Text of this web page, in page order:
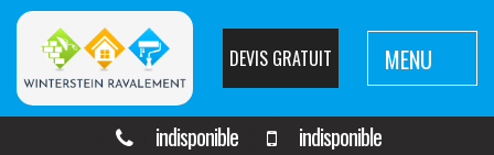
DEVIS GRATUIT MENU
indisponible indisponible